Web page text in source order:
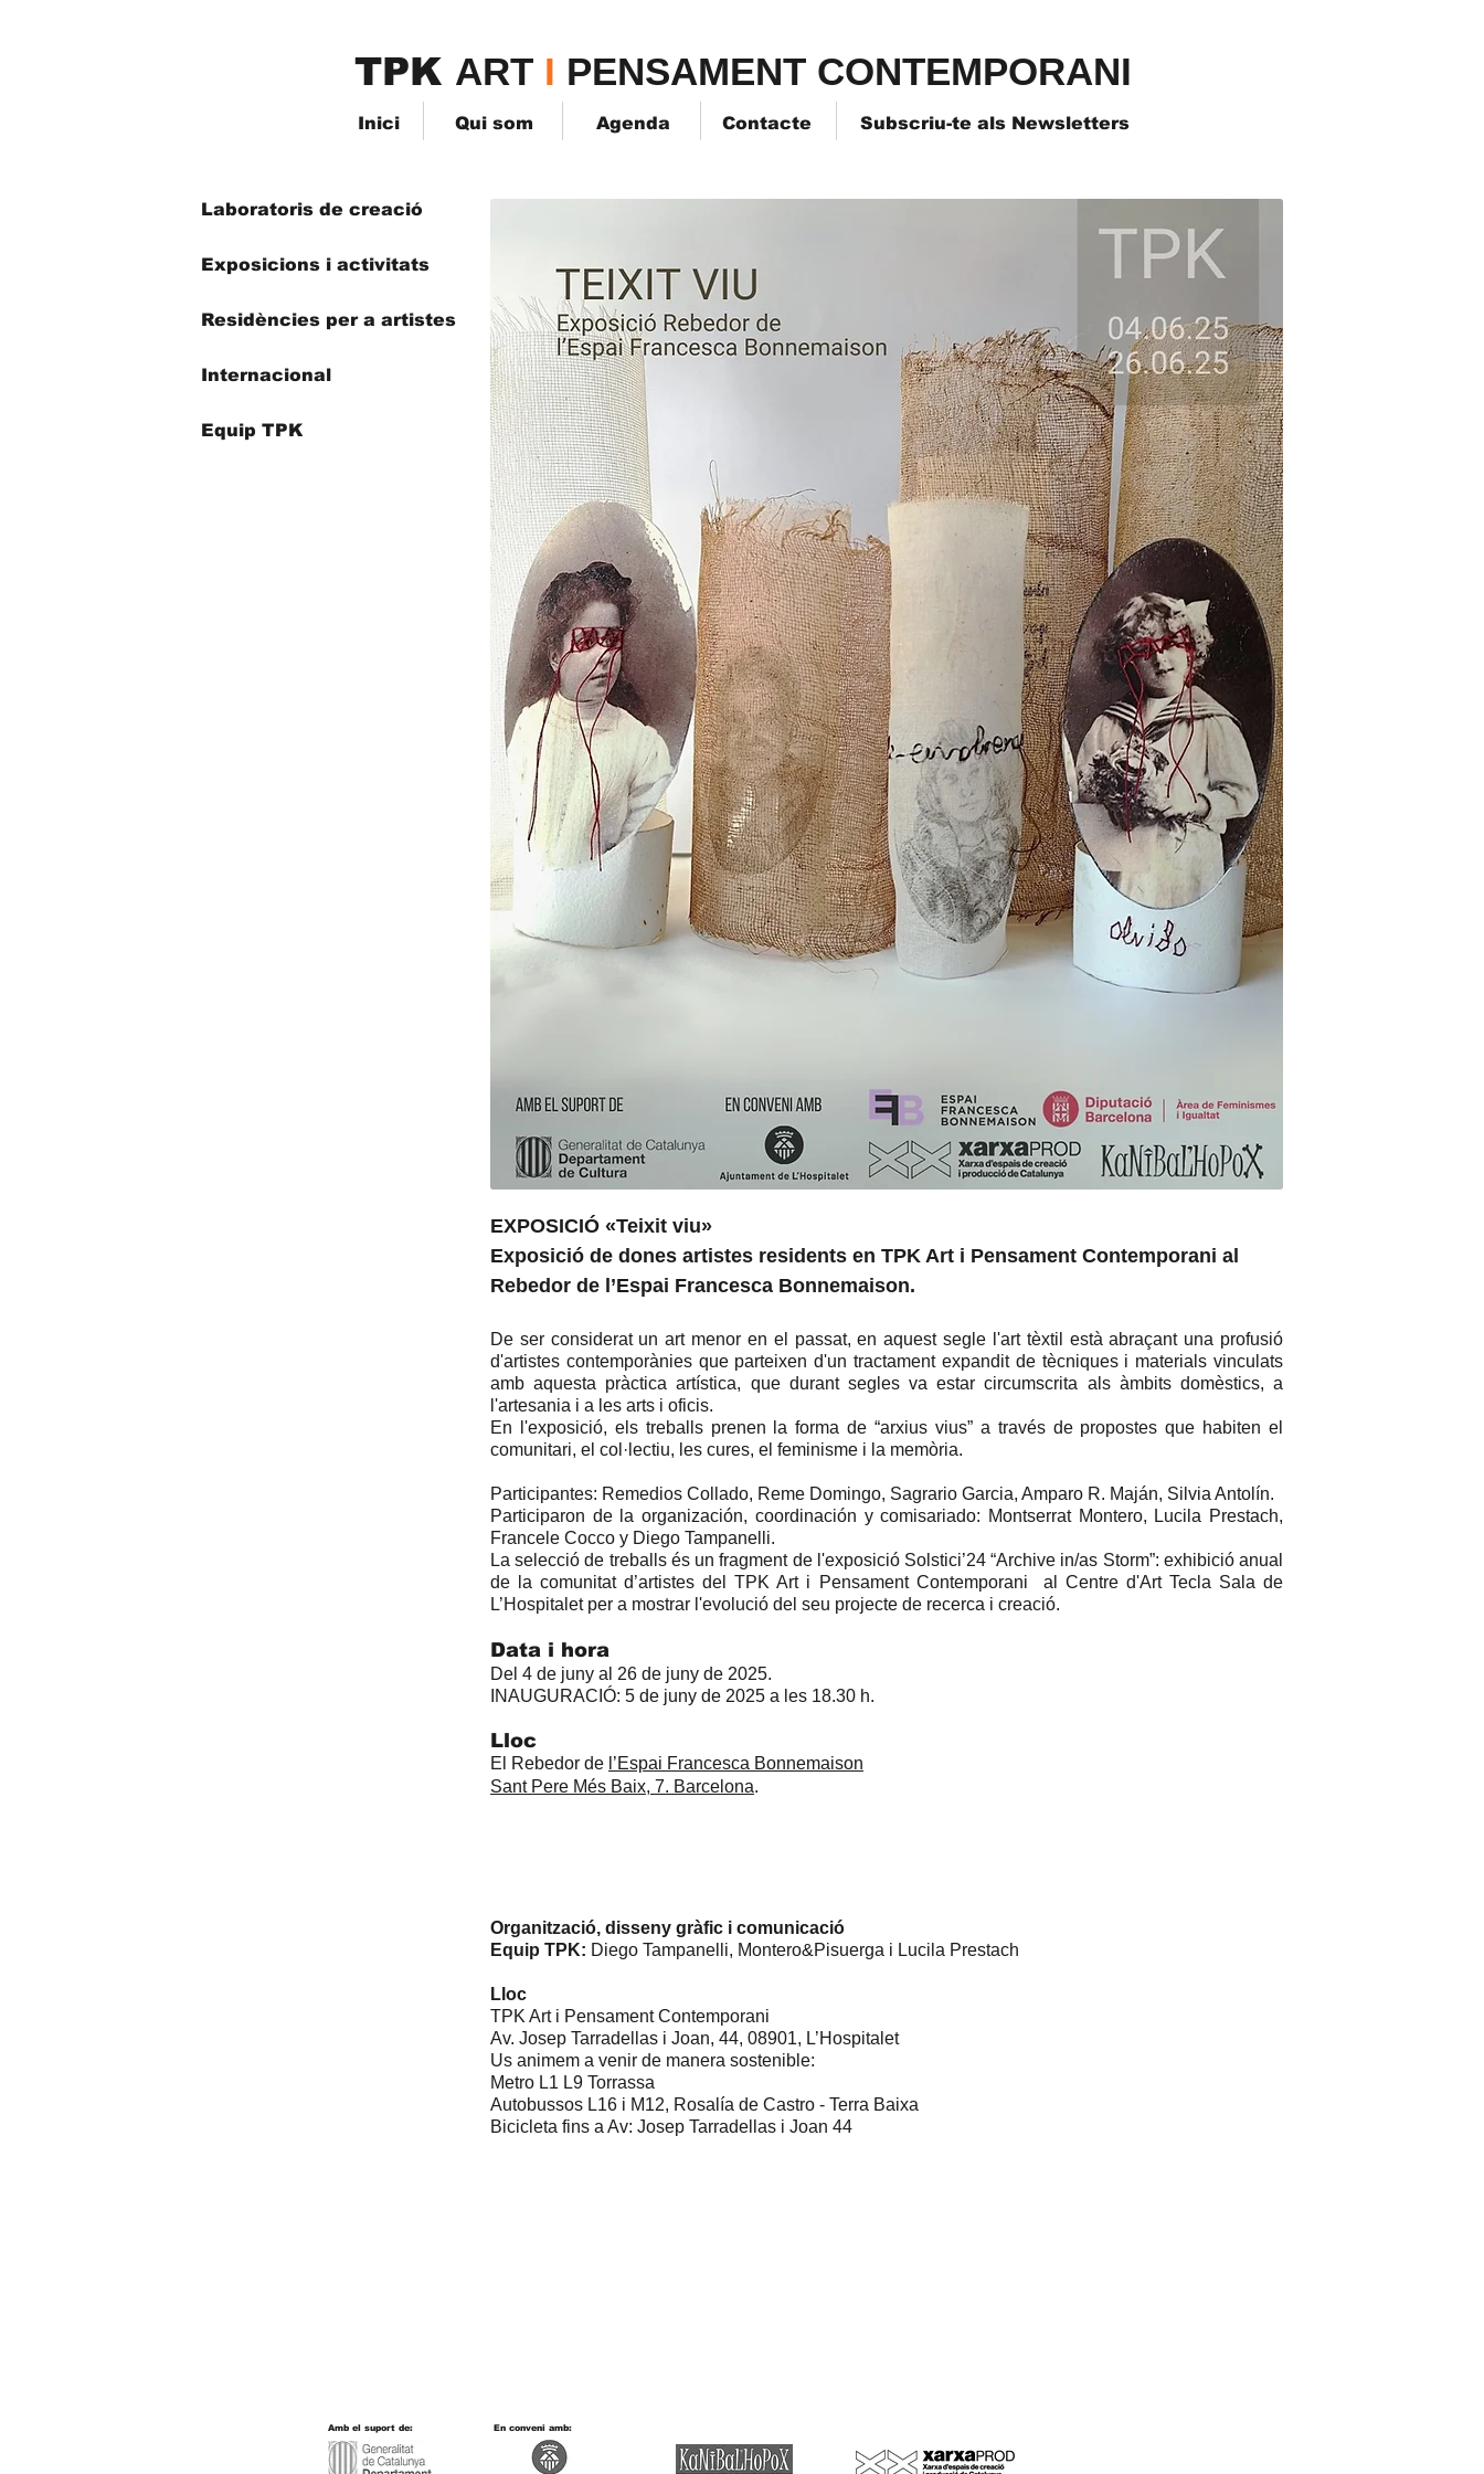
TPK ​ART I PENSAMENT CONTEMPORANI
Inici Qui som Agenda Contacte Subscriu-te als Newsletters
Laboratoris de creació
Exposicions i activitats
Residències per a artistes
Internacional
Equip TPK
EXPOSICIÓ «Teixit viu»
Exposició de dones artistes residents en TPK Art i Pensament Contemporani al
Rebedor de l’Espai Francesca Bonnemaison.
De ser considerat un art menor en el passat, en aquest segle l'art tèxtil està abraçant una profusió
d'artistes contemporànies que parteixen d'un tractament expandit de tècniques i materials vinculats
amb aquesta pràctica artística, que durant segles va estar circumscrita als àmbits domèstics, a
l'artesania i a les arts i oficis.
En l'exposició, els treballs prenen la forma de “arxius vius” a través de propostes que habiten el
comunitari, el col·lectiu, les cures, el feminisme i la memòria.
Participantes: Remedios Collado, Reme Domingo, Sagrario Garcia, Amparo R. Maján, Silvia Antolín.
Participaron de la organización, coordinación y comisariado: Montserrat Montero, Lucila Prestach,
Francele Cocco y Diego Tampanelli.
La selecció de treballs és un fragment de l'exposició Solstici’24 “Archive in/as Storm”: exhibició anual
de la comunitat d’artistes del TPK Art i Pensament Contemporani al Centre d'Art Tecla Sala de
L’Hospitalet per a mostrar l'evolució del seu projecte de recerca i creació.
​Data i hora
Del 4 de juny al 26 de juny de 2025.
INAUGURACIÓ: 5 de juny de 2025 a les 18.30 h.
Lloc
El Rebedor de l’Espai Francesca Bonnemaison
Sant Pere Més Baix, 7. Barcelona.
Organització, disseny gràfic i comunicació
Equip TPK: Diego Tampanelli, Montero&Pisuerga i Lucila Prestach
​Lloc
TPK Art i Pensament Contemporani
Av. Josep Tarradellas i Joan, 44, 08901, L’Hospitalet
Us animem a venir de manera sostenible:
Metro L1 L9 Torrassa
Autobussos L16 i M12, Rosalía de Castro - Terra Baixa​
Bicicleta fins a Av: Josep Tarradellas i Joan 44
Amb el suport de: En conveni amb: